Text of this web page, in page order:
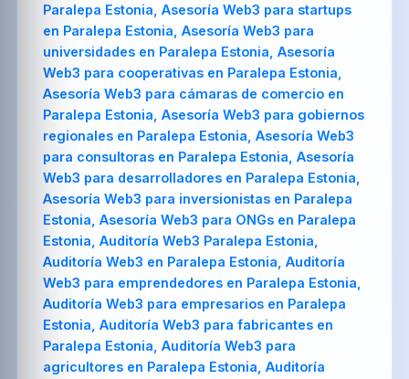
Paralepa Estonia, Asesoría Web3 para startups
en Paralepa Estonia, Asesoría Web3 para
universidades en Paralepa Estonia, Asesoría
Web3 para cooperativas en Paralepa Estonia,
Asesoría Web3 para cámaras de comercio en
Paralepa Estonia, Asesoría Web3 para gobiernos
regionales en Paralepa Estonia, Asesoría Web3
para consultoras en Paralepa Estonia, Asesoría
Web3 para desarrolladores en Paralepa Estonia,
Asesoría Web3 para inversionistas en Paralepa
Estonia, Asesoría Web3 para ONGs en Paralepa
Estonia, Auditoría Web3 Paralepa Estonia,
Auditoría Web3 en Paralepa Estonia, Auditoría
Web3 para emprendedores en Paralepa Estonia,
Auditoría Web3 para empresarios en Paralepa
Estonia, Auditoría Web3 para fabricantes en
Paralepa Estonia, Auditoría Web3 para
agricultores en Paralepa Estonia, Auditoría